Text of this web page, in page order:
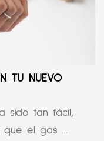
TU NUEVO
sido tan fácil,
el gas ...